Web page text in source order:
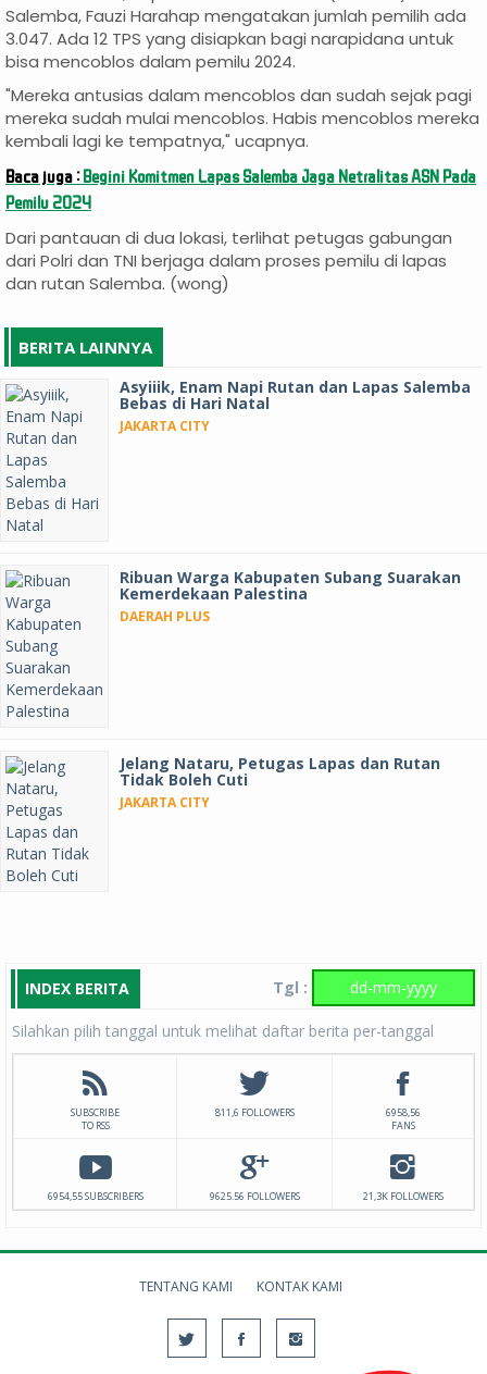
Salemba, Fauzi Harahap mengatakan jumlah pemilih ada
3.047. Ada 12 TPS yang disiapkan bagi narapidana untuk
bisa mencoblos dalam pemilu 2024.
"Mereka antusias dalam mencoblos dan sudah sejak pagi
mereka sudah mulai mencoblos. Habis mencoblos mereka
kembali lagi ke tempatnya," ucapnya.
Baca juga :Begini Komitmen Lapas Salemba Jaga Netralitas ASN Pada
Pemilu 2024
Dari pantauan di dua lokasi, terlihat petugas gabungan
dari Polri dan TNI berjaga dalam proses pemilu di lapas
dan rutan Salemba. (wong)
BERITA LAINNYA
Asyiiik, Enam Napi Rutan dan Lapas Salemba
Bebas di Hari Natal
JAKARTA CITY
Ribuan Warga Kabupaten Subang Suarakan
Kemerdekaan Palestina
DAERAH PLUS
Jelang Nataru, Petugas Lapas dan Rutan
Tidak Boleh Cuti
JAKARTA CITY
INDEX BERITA Tgl :
Silahkan pilih tanggal untuk melihat daftar berita per-tanggal
SUBSCRIBE
TO RSS
811,6 FOLLOWERS
6958,56
FANS
6954,55 SUBSCRIBERS 9625.56 FOLLOWERS 21,3K FOLLOWERS
TENTANG KAMI KONTAK KAMI